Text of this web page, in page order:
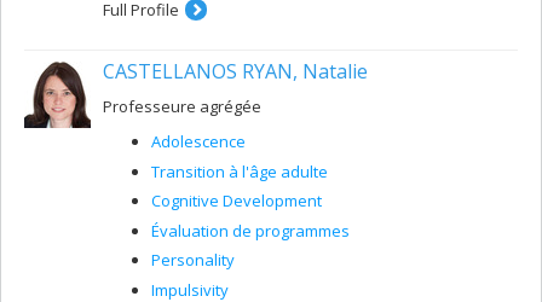
Full Profile
CASTELLANOS RYAN, Natalie
Professeure agrégée
Adolescence
Transition à l'âge adulte
Cognitive Development
Évaluation de programmes
Personality
Impulsivity